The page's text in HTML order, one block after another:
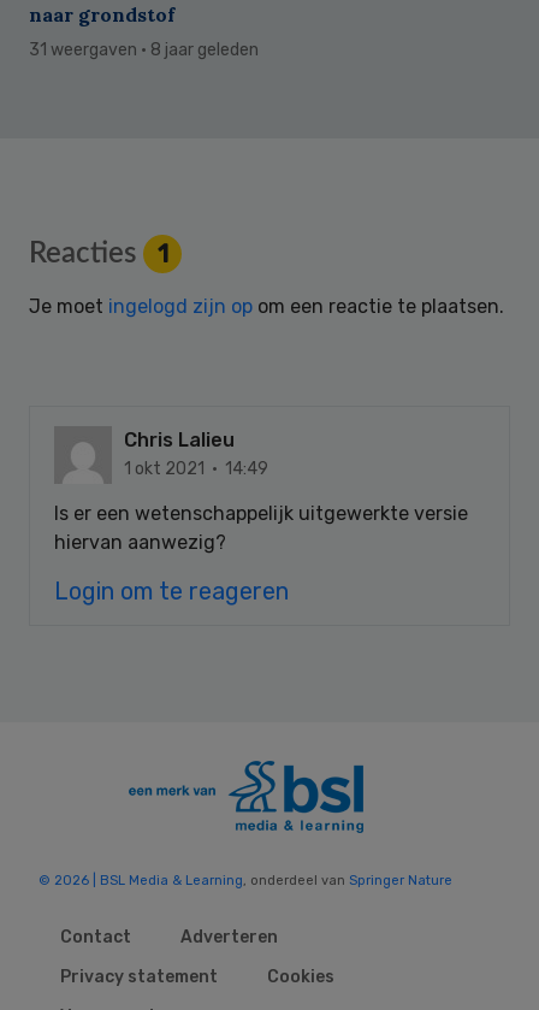
naar grondstof
31 weergaven · 8 jaar geleden
Reader
Interactions
Reacties 1
Je moet ingelogd zijn op om een reactie te plaatsen.
Chris Lalieu
1 okt 2021 · 14:49
Is er een wetenschappelijk uitgewerkte versie
hiervan aanwezig?
Login om te reageren
© 2026 | BSL Media & Learning, onderdeel van Springer Nature
Contact
Adverteren
Privacy statement
Cookies